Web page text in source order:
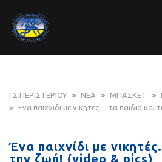
ΓΣ ΠΕΡΙΣΤΕΡΙΟΥ > ΝΕΑ > ΜΠΑΣΚΕΤ >
>
Ενα παιχνιδι με νικητες… τα παιδια
Ένα παιχνίδι με
την ζωή! (video & pics)